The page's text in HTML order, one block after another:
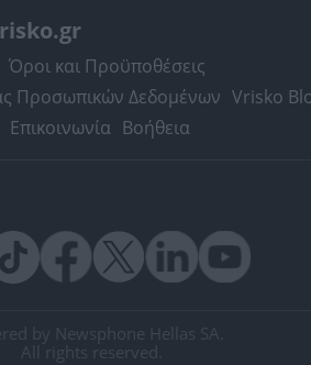
Όροι και Προϋποθέσεις
Προσωπικών Δεδομένων Vrisko
Επικοινωνία Βοήθεια
by Newsphone Hellas SA.
All rights reserved.